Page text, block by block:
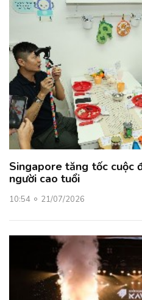
Singapore tăng tốc cuộc
người cao tuổi
10:54 21/07/2026